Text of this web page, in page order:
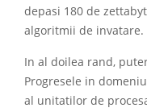
depasi 180 de
algoritmii de invatare.
In al doilea rand,
Progresele in
al unitatilor de